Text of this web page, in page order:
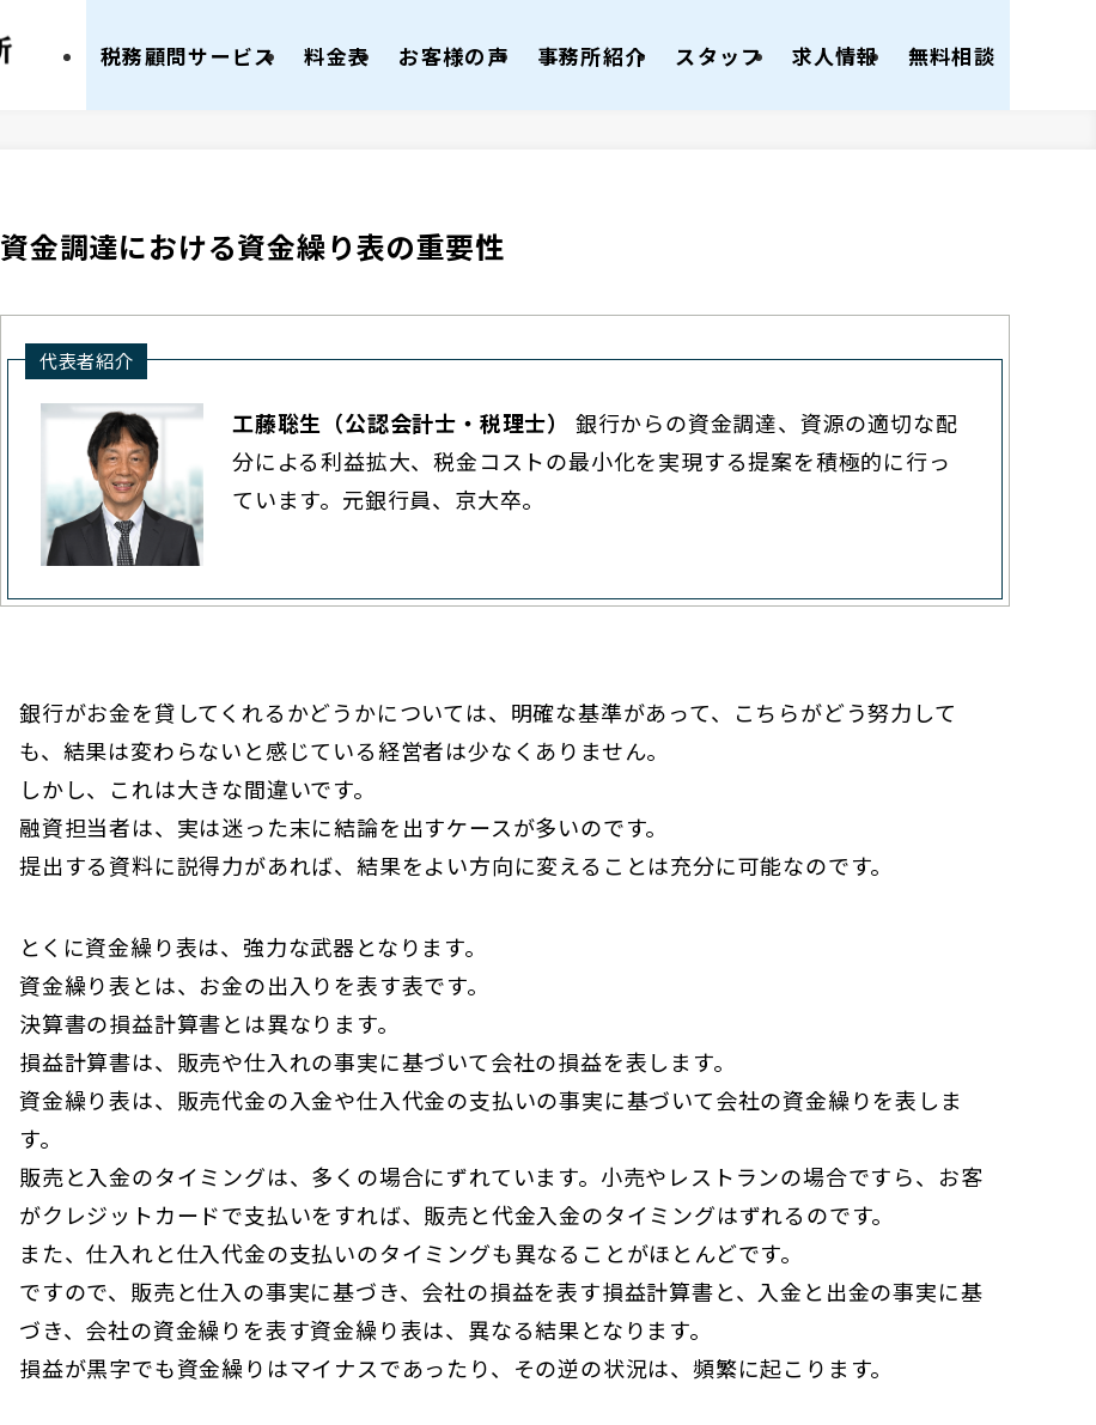
税務顧問サービス 料金表 お客様の声 事務所紹介 スタッフ 求人情報 無料相談
資金調達における資金繰り表の重要性
代表者紹介
工藤聡生（公認会計士・税理士）
銀行からの資金調達、資源の適切な配
分による利益拡大、税金コストの最小化を実現する提案を積極的に行っ
ています。元銀行員、京大卒。
銀行がお金を貸してくれるかどうかについては、明確な基準があって、こちらがどう努力して
も、結果は変わらないと感じている経営者は少なくありません。
しかし、これは大きな間違いです。
融資担当者は、実は迷った末に結論を出すケースが多いのです。
提出する資料に説得力があれば、結果をよい方向に変えることは充分に可能なのです。
とくに資金繰り表は、強力な武器となります。
資金繰り表とは、お金の出入りを表す表です。
決算書の損益計算書とは異なります。
損益計算書は、販売や仕入れの事実に基づいて会社の損益を表します。
資金繰り表は、販売代金の入金や仕入代金の支払いの事実に基づいて会社の資金繰りを表しま
す。
販売と入金のタイミングは、多くの場合にずれています。小売やレストランの場合ですら、お客
がクレジットカードで支払いをすれば、販売と代金入金のタイミングはずれるのです。
また、仕入れと仕入代金の支払いのタイミングも異なることがほとんどです。
ですので、販売と仕入の事実に基づき、会社の損益を表す損益計算書と、入金と出金の事実に基
づき、会社の資金繰りを表す資金繰り表は、異なる結果となります。
損益が黒字でも資金繰りはマイナスであったり、その逆の状況は、頻繁に起こります。